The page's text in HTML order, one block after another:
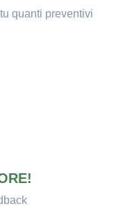
quanti preventivi